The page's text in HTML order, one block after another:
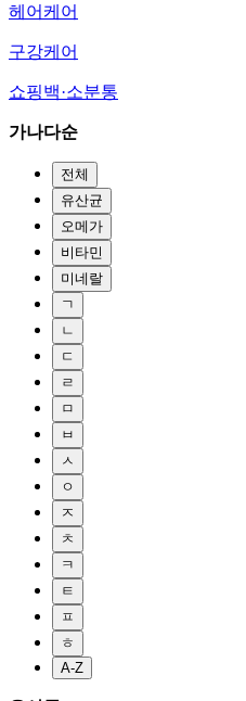
헤어케어
구강케어
쇼핑백·소분통
가나다순
전체
유산균
오메가
비타민
미네랄
ㄱ
ㄴ
ㄷ
ㄹ
ㅁ
ㅂ
ㅅ
ㅇ
ㅈ
ㅊ
ㅋ
ㅌ
ㅍ
ㅎ
A-Z